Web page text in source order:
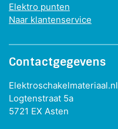
Elektro punten
Naar klantenservice
Contactgegevens
Elektroschakelmateriaal.nl
Logtenstraat 5a
5721 EX Asten